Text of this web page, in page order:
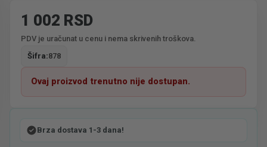
1 002 RSD
PDV je uračunat u cenu i nema skrivenih troškova.
Šifra:878
Ovaj proizvod trenutno nije dostupan.
Brza dostava 1-3 dana!